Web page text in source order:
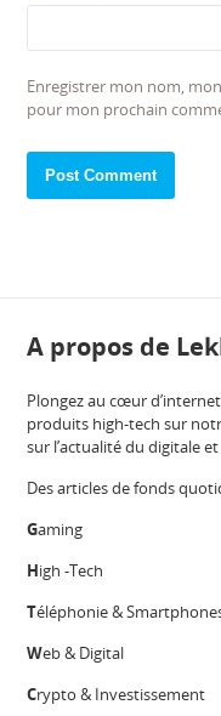
Enregistrer mon nom,
pour mon prochain
A propos de
Plongez au cœur
produits high-tech sur
sur l’actualité du digitale
Des articles de fonds
Gaming
High -Tech
Téléphonie &
Web & Digital
Crypto & Investissement